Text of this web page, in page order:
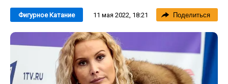
Фигурное Катание 11 мая 2022, 18:21 Поделиться